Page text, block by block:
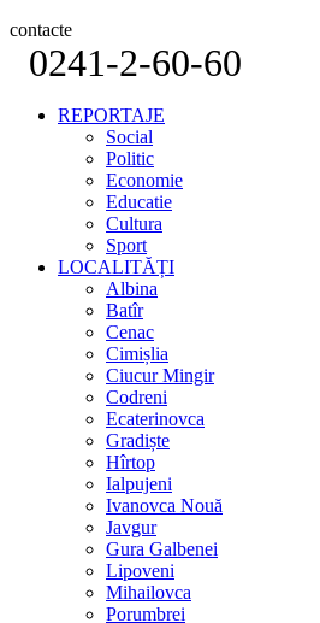
contacte
0241-2-60-60
REPORTAJE
Social
Politic
Economie
Educatie
Cultura
Sport
LOCALITĂȚI
Albina
Batîr
Cenac
Cimișlia
Ciucur Mingir
Codreni
Ecaterinovca
Gradiște
Hîrtop
Ialpujeni
Ivanovca Nouă
Javgur
Gura Galbenei
Lipoveni
Mihailovca
Porumbrei